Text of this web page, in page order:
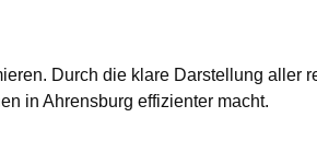
Durch die klare Darstellung aller
in Ahrensburg effizienter macht.